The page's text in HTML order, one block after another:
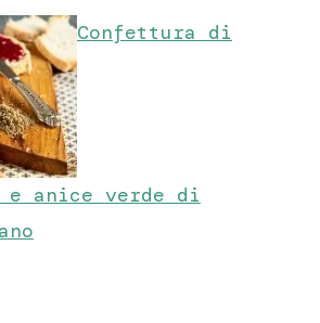
Confettura di
e anice verde di